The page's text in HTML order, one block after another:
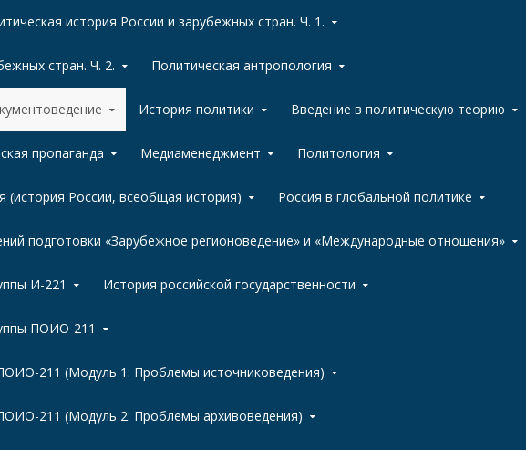
история России и зарубежных стран. Ч. 1.
стран. Ч. 2. Политическая антропология
История политики Введение в политическую теорию
пропаганда Медиаменеджмент Политология
(история России, всеобщая история) Россия в глобальной политике
подготовки «Зарубежное регионоведение» и «Международные отношения»
И-221 История российской государственности
ПОИО-211
211 (Модуль 1: Проблемы источниковедения)
211 (Модуль 2: Проблемы архивоведения)